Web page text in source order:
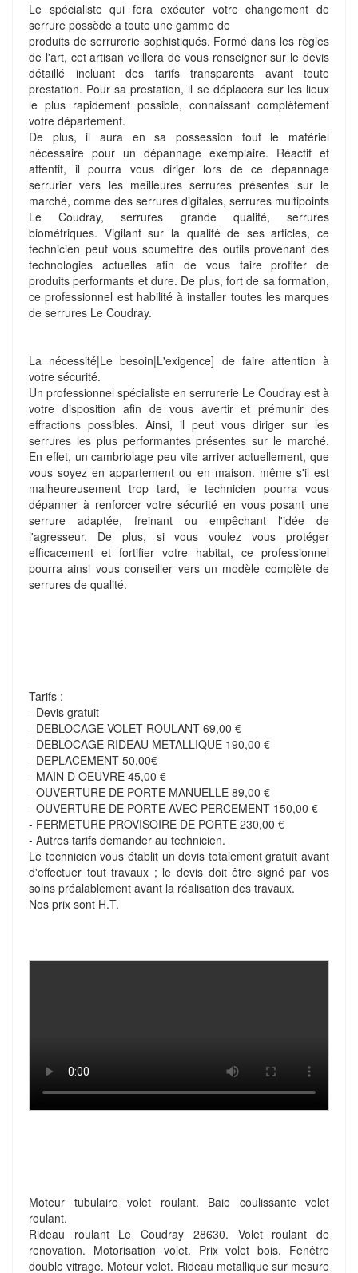
Le spécialiste qui fera exécuter votre changement de
serrure possède a toute une gamme de
produits de serrurerie sophistiqués. Formé dans les règles
de l'art, cet artisan veillera de vous renseigner sur le devis
détaillé incluant des tarifs transparents avant toute
prestation. Pour sa prestation, il se déplacera sur les lieux
le plus rapidement possible, connaissant complètement
votre département.
De plus, il aura en sa possession tout le matériel
nécessaire pour un dépannage exemplaire. Réactif et
attentif, il pourra vous diriger lors de ce depannage
serrurier vers les meilleures serrures présentes sur le
marché, comme des serrures digitales, serrures multipoints
Le Coudray, serrures grande qualité, serrures
biométriques. Vigilant sur la qualité de ses articles, ce
technicien peut vous soumettre des outils provenant des
technologies actuelles afin de vous faire profiter de
produits performants et dure. De plus, fort de sa formation,
ce professionnel est habilité à installer toutes les marques
de serrures Le Coudray.
La nécessité|Le besoin|L'exigence] de faire attention à
votre sécurité.
Un professionnel spécialiste en serrurerie Le Coudray est à
votre disposition afin de vous avertir et prémunir des
effractions possibles. Ainsi, il peut vous diriger sur les
serrures les plus performantes présentes sur le marché.
En effet, un cambriolage peu vite arriver actuellement, que
vous soyez en appartement ou en maison. même s'il est
malheureusement trop tard, le technicien pourra vous
dépanner à renforcer votre sécurité en vous posant une
serrure adaptée, freinant ou empêchant l'idée de
l'agresseur. De plus, si vous voulez vous protéger
efficacement et fortifier votre habitat, ce professionnel
pourra ainsi vous conseiller vers un modèle complète de
serrures de qualité.
Tarifs :
- Devis gratuit
- DEBLOCAGE VOLET ROULANT 69,00 €
- DEBLOCAGE RIDEAU METALLIQUE 190,00 €
- DEPLACEMENT 50,00€
- MAIN D OEUVRE 45,00 €
- OUVERTURE DE PORTE MANUELLE 89,00 €
- OUVERTURE DE PORTE AVEC PERCEMENT 150,00 €
- FERMETURE PROVISOIRE DE PORTE 230,00 €
- Autres tarifs demander au technicien.
Le technicien vous établit un devis totalement gratuit avant
d'effectuer tout travaux ; le devis doit être signé par vos
soins préalablement avant la réalisation des travaux.
Nos prix sont H.T.
Moteur tubulaire volet roulant. Baie coulissante volet
roulant.
Rideau roulant Le Coudray 28630. Volet roulant de
renovation. Motorisation volet. Prix volet bois. Fenêtre
double vitrage. Moteur volet. Rideau metallique sur mesure